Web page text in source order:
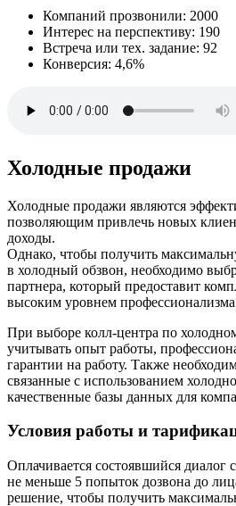
Компаний прозвонили: 2000
Интерес на перспективу: 190
Встреча или тех. задание: 92
Конверсия: 4,6%
Холодные продажи
Холодные продажи являются
позволяющим привлечь новых
доходы.
Однако, чтобы получить
в холодный обзвон, необходимо
партнера, который предоставит
высоким уровнем профессионализма
При выборе колл-центра по
учитывать опыт работы,
гарантии на работу. Также
связанные с использованием
качественные базы данных для
Условия работы и
Оплачивается состоявшийся диалог
не меньше 5 попыток дозвона до
решение, чтобы получить